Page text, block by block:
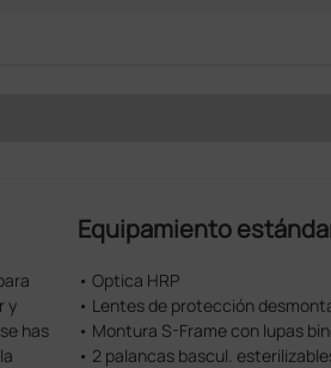
y
has
Equipamiento
• Optica HRP
• Lentes de protección
• Montura S-Frame con lupas
• 2 palancas bascul.